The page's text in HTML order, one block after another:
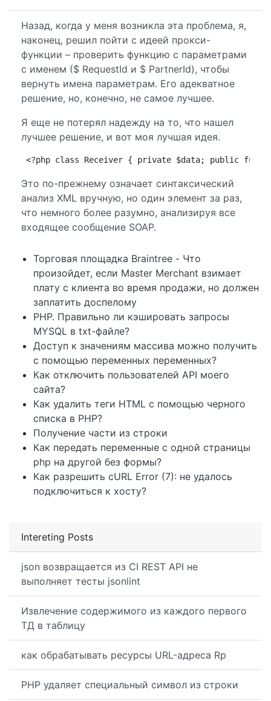
Intereting Posts
json возвращается из CI REST API не
выполняет тесты jsonlint
Извлечение содержимого из каждого первого
ТД в таблицу
как обрабатывать ресурсы URL-адреса Rp
PHP удаляет специальный символ из строки
Назад, когда у меня возникла эта проблема, я,
наконец, решил пойти с идеей прокси-
функции – проверить функцию с параметрами
с именем ($ RequestId и $ PartnerId), чтобы
вернуть имена параметрам. Его адекватное
решение, но, конечно, не самое лучшее.
Я еще не потерял надежду на то, что нашел
лучшее решение, и вот моя лучшая идея.
<?php class Receiver { private $data; public
Это по-прежнему означает синтаксический
анализ XML вручную, но один элемент за раз,
что немного более разумно, анализируя все
входящее сообщение SOAP.
Торговая площадка Braintree - Что
произойдет, если Master Merchant взимает
плату с клиента во время продажи, но должен
заплатить доспелому
PHP. Правильно ли кэшировать запросы
MYSQL в txt-файле?
Доступ к значениям массива можно получить
с помощью переменных переменных?
Как отключить пользователей API моего
сайта?
Как удалить теги HTML с помощью черного
списка в PHP?
Получение части из строки
Как передать переменные с одной страницы
php на другой без формы?
Как разрешить cURL Error (7): не удалось
подключиться к хосту?